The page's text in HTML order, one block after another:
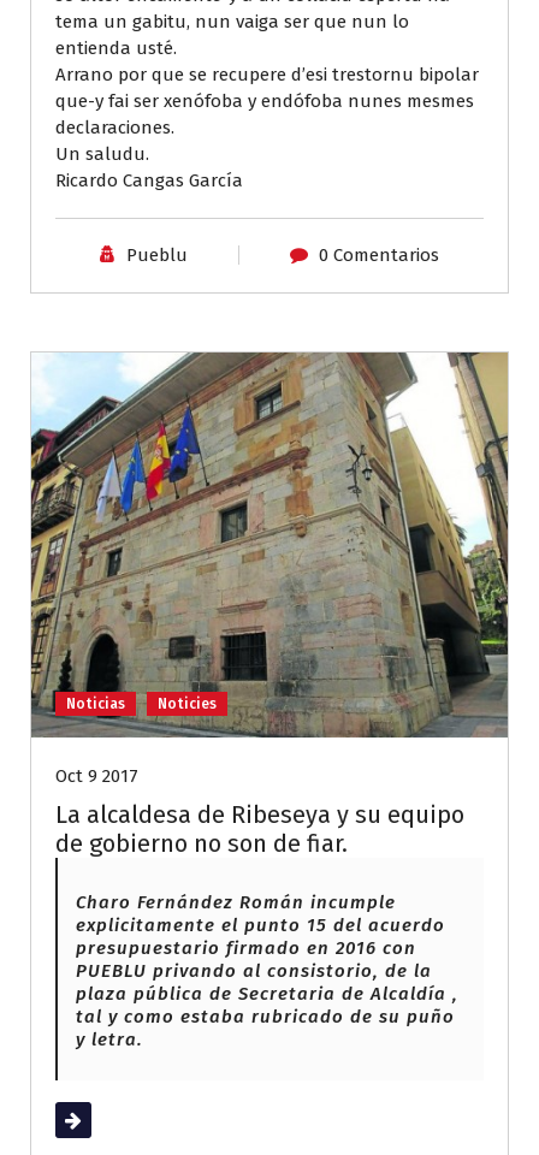
tema un gabitu, nun vaiga ser que nun lo
entienda usté.
Arrano por que se recupere d’esi trestornu bipolar
que-y fai ser xenófoba y endófoba nunes mesmes
declaraciones.
Un saludu.
Ricardo Cangas García
Pueblu 0 Comentarios
Noticias Noticies
Oct 9 2017
La alcaldesa de Ribeseya y su equipo
de gobierno no son de fiar.
Charo Fernández Román incumple
explicitamente el punto 15 del acuerdo
presupuestario firmado en 2016 con
PUEBLU privando al consistorio, de la
plaza pública de Secretaria de Alcaldía ,
tal y como estaba rubricado de su puño
y letra.
Leer más